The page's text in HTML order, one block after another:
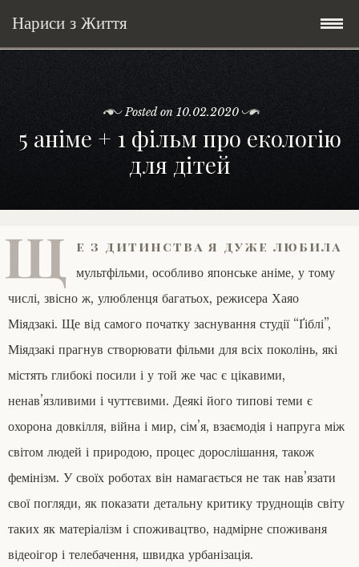
Нариси з Життя
Велосипедні історії у країні
Історії з Бразилії
Соло автостоп
Мандри
Екологія
Освіта і виховання
Війна
Зламана рука
Мої творіння
Книги
Posts in English
My Speeches/Мої промови
Home/Додомцю
Posted on10.02.2020
5 аніме + 1 фільм про екологію
для дітей
Щ е з дитинства я дуже любила
мультфільми, особливо японське аніме, у тому
числі, звісно ж, улюбленця багатьох, режисера Хаяо
Міядзакі. Ще від самого початку заснування студії “Ґіблі”,
Міядзакі прагнув створювати фільми для всіх поколінь, які
містять глибокі посили і у той же час є цікавими,
ненав’язливими і чуттєвими. Деякі його типові теми є
охорона довкілля, війна і мир, сім’я, взаємодія і напруга між
світом людей і природою, процес дорослішання, також
фемінізм. У своїх роботах він намагається не так нав’язати
свої погляди, як показати детальну критику труднощів світу
таких як матеріалізм і споживацтво, надмірне споживаня
відеоігор і телебачення, швидка урбанізація.